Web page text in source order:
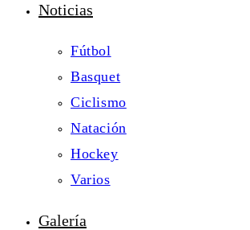
Noticias
Fútbol
Basquet
Ciclismo
Natación
Hockey
Varios
Galería